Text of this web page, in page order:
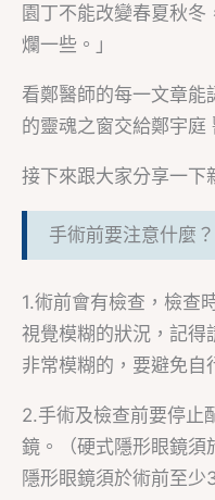
園丁不能改變春夏秋
爛一些。」
看鄭醫師的每一文章能
的靈魂之窗交給鄭宇
接下來跟大家分享一下
手術前要注意什麼？
1.術前會有檢查，檢查
視覺模糊的狀況，記得
非常模糊的，要避免自
2.手術及檢查前要停止
鏡。（硬式隱形眼鏡須
隱形眼鏡須於術前至少